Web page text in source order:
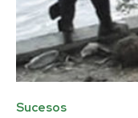
Sucesos